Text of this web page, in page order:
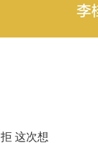
这次想